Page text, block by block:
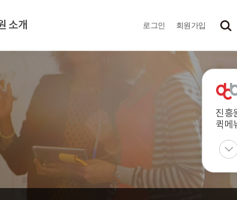
소개 로그인 회원가입
진흥
퀵메